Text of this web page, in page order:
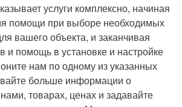
услуги комплексно, начиная
помощи при выборе необходимых
вашего объекта, и заканчивая
и помощь в установке и настройке
нам по одному из указанных
больше информации о
товарах, ценах и задавайте